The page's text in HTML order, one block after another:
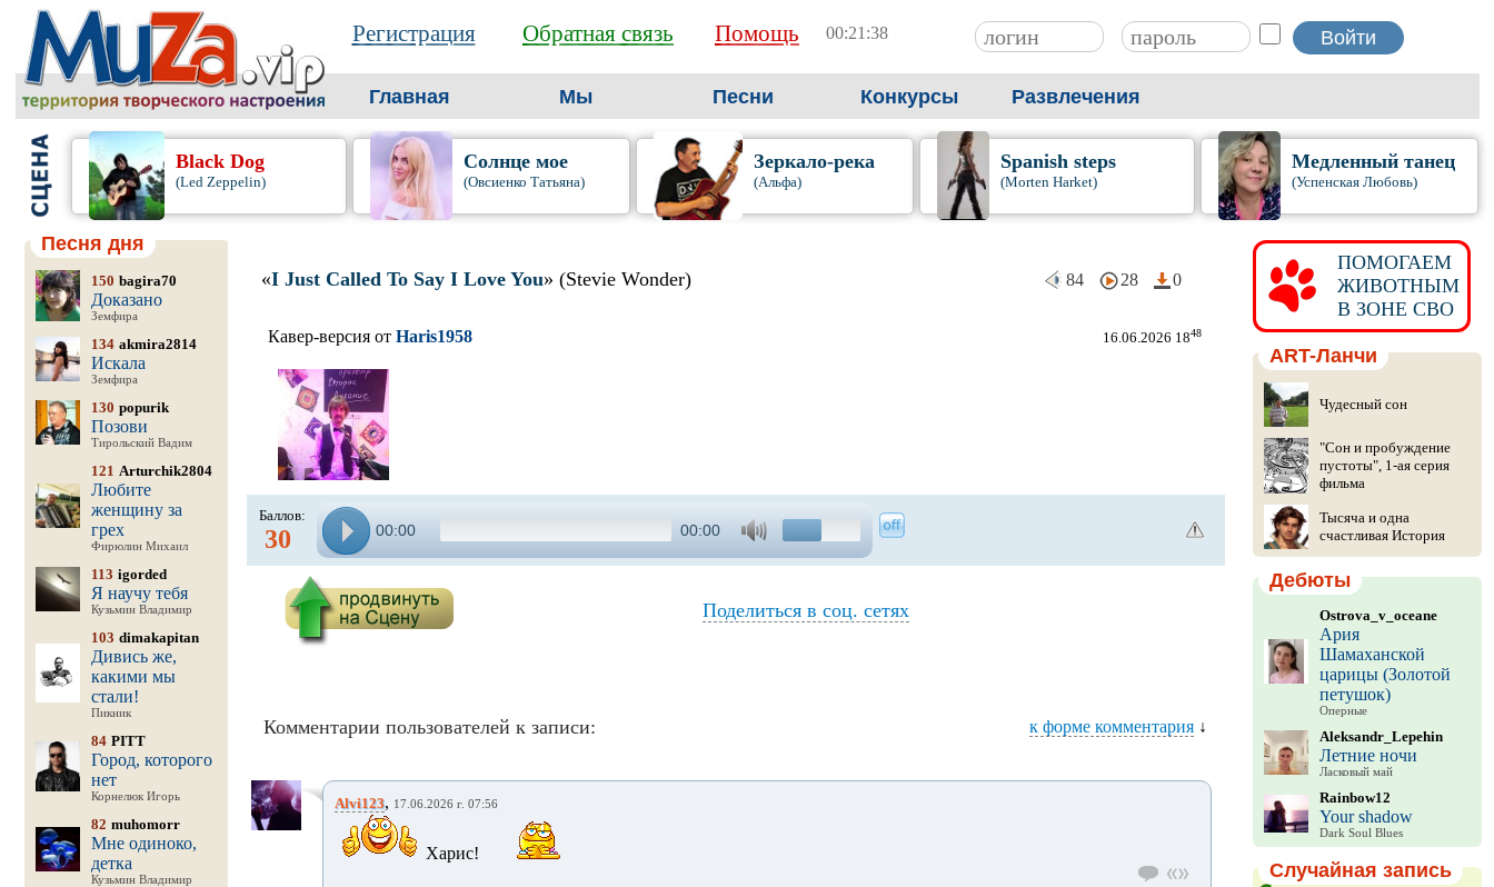
Регистрация Обратная связь Помощь 00:21:38
Главная Мы Песни Конкурсы Развлечения
Black Dog
(Led Zeppelin)
Солнце мое
(Овсиенко Татьяна)
Зеркало-река
(Альфа)
Spanish steps
(Morten Harket)
Медленный танец
(Успенская Любовь)
Песня дня
150 bagira70
Доказано
Земфира
134 akmira2814
Искала
Земфира
130 popurik
Позови
Тирольский Вадим
121 Arturchik2804
Любите
женщину за
грех
Фирюлин Михаил
113 igorded
Я научу тебя
Кузьмин Владимир
103 dimakapitan
Дивись же,
какими мы
стали!
Пикник
84 PITT
Город, которого
нет
Корнелюк Игорь
82 muhomorr
Мне одиноко,
детка
Кузьмин Владимир
«I Just Called To Say I Love You» (Stevie Wonder) 84 28 0
Кавер-версия от Haris1958 16.06.2026 1848
Баллов:
30 00:00 00:00
Поделиться в соц. сетях
Комментарии пользователей к записи: к форме комментария ↓
Alvi123, 17.06.2026 г. 07:56
Харис!
ПОМОГАЕМ
ЖИВОТНЫМ
В ЗОНЕ СВО
ART-Ланчи
Чудесный сон
"Сон и пробуждение
пустоты", 1-ая серия
фильма
Тысяча и одна
счастливая История
Дебюты
Ostrova_v_oceane
Ария
Шамаханской
царицы (Золотой
петушок)
Оперные
Aleksandr_Lepehin
Летние ночи
Ласковый май
Rainbow12
Your shadow
Dark Soul Blues
Случайная запись